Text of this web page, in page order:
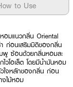
to Use
อมแนวกลิ่น Oriental
ก่อนเสริมมิติของกลิ่น
มพู ซ้อนด้วยกลิ่นหอมละ
วโอเล็ต โดยมีน้ำมันหอม
วใจหลักของกลิ่น ก่อน
งไม้หอม